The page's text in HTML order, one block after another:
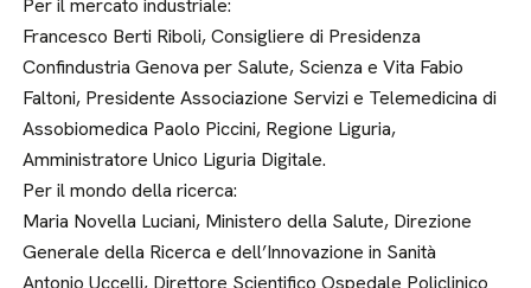
Per il mercato industriale:
Francesco Berti Riboli, Consigliere di Presidenza
Confindustria Genova per Salute, Scienza e Vita Fabio
Faltoni, Presidente Associazione Servizi e Telemedicina di
Assobiomedica Paolo Piccini, Regione Liguria,
Amministratore Unico Liguria Digitale.
Per il mondo della ricerca:
Maria Novella Luciani, Ministero della Salute, Direzione
Generale della Ricerca e dell’Innovazione in Sanità
Antonio Uccelli, Direttore Scientifico Ospedale Policlinico